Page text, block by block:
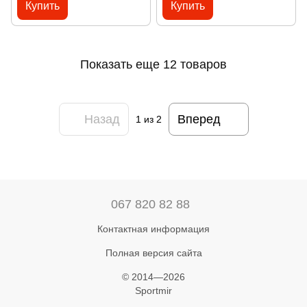
Купить Купить
Показать еще 12 товаров
Назад 1из 2 Вперед
067 820 82 88
Контактная информация
Полная версия сайта
© 2014—2026
Sportmir